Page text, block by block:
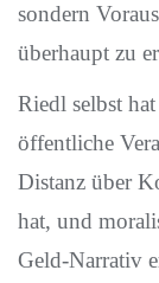
sondern
überhaupt zu
Riedl selbst
öffentliche
Distanz über
hat, und
Geld-Narrativ